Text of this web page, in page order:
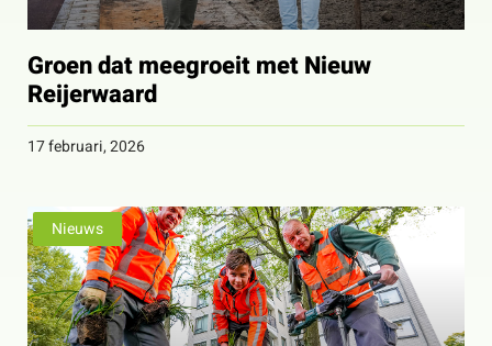
Groen dat meegroeit met Nieuw
Reijerwaard
17 februari, 2026
Nieuws